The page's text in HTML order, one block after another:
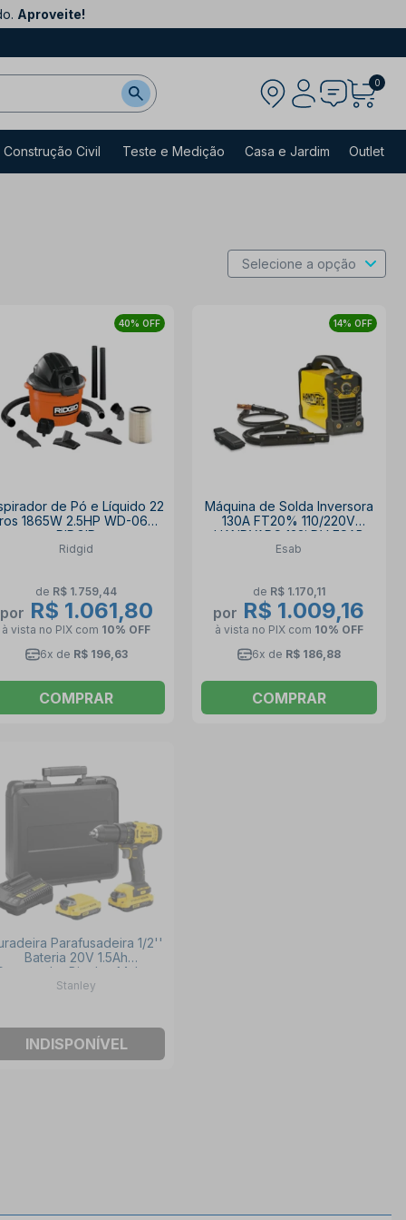
Aproveite!
0
Construção Civil Teste e Medição Casa e Jardim Outlet
40% OFF
de Pó e Líquido 22
1865W 2.5HP WD-0655
RIDGID
Ridgid
de R$ 1.759,44
por R$ 1.061,80
à vista no PIX com 10% OFF
6x de R$ 196,63
COMPRAR
14% OFF
Máquina de Solda Inversora
130A FT20% 110/220V
HANDYARC 132i DV ESAB
Esab
de R$ 1.170,11
por R$ 1.009,16
à vista no PIX com 10% OFF
6x de R$ 186,88
COMPRAR
Parafusadeira 1/2''
Bateria 20V 1.5Ah
Bivolt e Maleta
SCD700C2K-BR STANLEY
Stanley
INDISPONÍVEL